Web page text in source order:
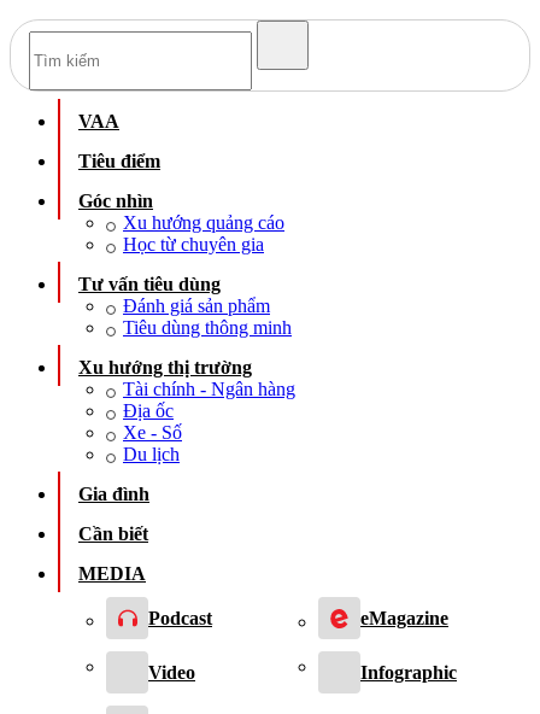
VAA
Tiêu điểm
Góc nhìn
Xu hướng quảng cáo
Học từ chuyên gia
Tư vấn tiêu dùng
Đánh giá sản phẩm
Tiêu dùng thông minh
Xu hướng thị trường
Tài chính - Ngân hàng
Địa ốc
Xe - Số
Du lịch
Gia đình
Cần biết
MEDIA
Podcast eMagazine
Video Infographic